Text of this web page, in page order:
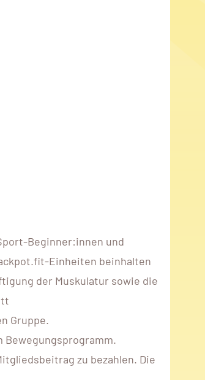
Beginner:innen und
Einheiten beinhalten
der Muskulatur sowie die
Gruppe.
zu bezahlen. Die